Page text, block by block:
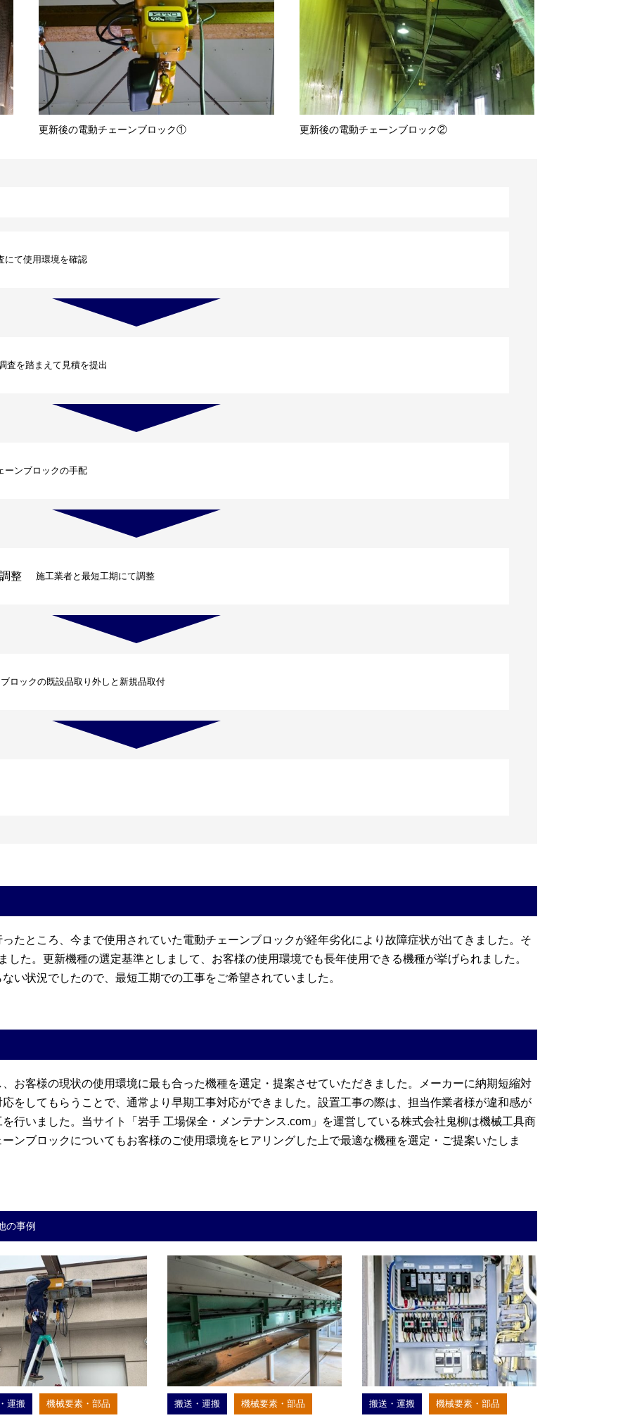
更新後の電動チェーンブロック① 更新後の電動チェーンブロック②
にて使用環境を確認
査を踏まえて見積を提出
ーンブロックの手配
整 施工業者と最短工期にて調整
ロックの既設品取り外しと新規品取付
たところ、今まで使用されていた電動チェーンブロックが経年劣化により故障症状が出てきました。そ
た。更新機種の選定基準としまして、お客様の使用環境でも長年使用できる機種が挙げられました。
い状況でしたので、最短工期での工事をご希望されていました。
お客様の現状の使用環境に最も合った機種を選定・提案させていただきました。メーカーに納期短縮対
をしてもらうことで、通常より早期工事対応ができました。設置工事の際は、担当作業者様が違和感が
行いました。当サイト「岩手 工場保全・メンテナンス.com」を運営している株式会社鬼柳は機械工具商
ンブロックについてもお客様のご使用環境をヒアリングした上で最適な機種を選定・ご提案いたしま
の事例
運搬 機械要素・部品 搬送・運搬 機械要素・部品 搬送・運搬 機械要素・部品